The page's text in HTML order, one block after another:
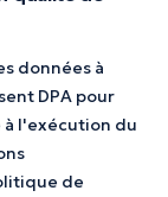
données à
DPA pour
à l'exécution du
de